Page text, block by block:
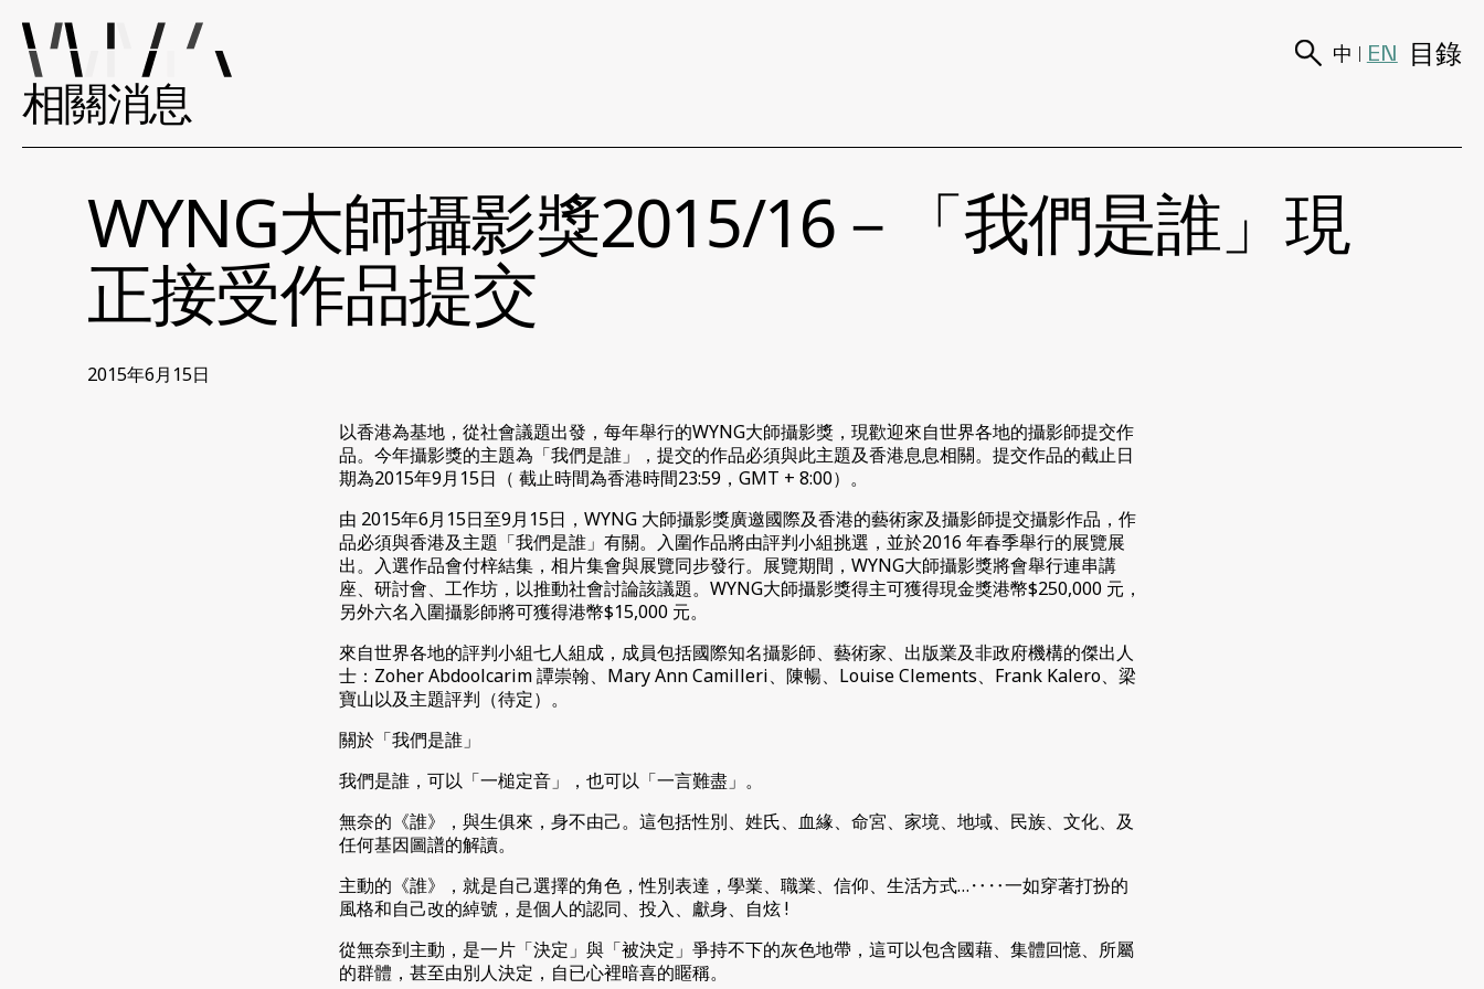
相關消息
中 | EN 目錄
WYNG大師攝影獎2015/16－「我們是誰」現
正接受作品提交
2015年6月15日
以香港為基地，從社會議題出發，每年舉行的WYNG大師攝影獎，現歡迎來自世界各地的攝影師提交作
品。今年攝影獎的主題為「我們是誰」，提交的作品必須與此主題及香港息息相關。提交作品的截止日
期為2015年9月15日（ 截止時間為香港時間23:59，GMT + 8:00）。
由 2015年6月15日至9月15日，WYNG 大師攝影獎廣邀國際及香港的藝術家及攝影師提交攝影作品，作
品必須與香港及主題「我們是誰」有關。入圍作品將由評判小組挑選，並於2016 年春季舉行的展覽展
出。入選作品會付梓結集，相片集會與展覽同步發行。展覽期間，WYNG大師攝影獎將會舉行連串講
座、研討會、工作坊，以推動社會討論該議題。WYNG大師攝影獎得主可獲得現金獎港幣$250,000 元，
另外六名入圍攝影師將可獲得港幣$15,000 元。
來自世界各地的評判小組七人組成，成員包括國際知名攝影師、藝術家、出版業及非政府機構的傑出人
士：Zoher Abdoolcarim 譚崇翰、Mary Ann Camilleri、陳暢、Louise Clements、Frank Kalero、梁
寶山以及主題評判（待定）。
關於「我們是誰」
我們是誰，可以「一槌定音」，也可以「一言難盡」。
無奈的《誰》，與生俱來，身不由己。這包括性別、姓氏、血緣、命宮、家境、地域、民族、文化、及
任何基因圖譜的解讀。
主動的《誰》，就是自己選擇的角色，性別表達，學業、職業、信仰、生活方式…‥‥一如穿著打扮的
風格和自己改的綽號，是個人的認同、投入、獻身、自炫 !
從無奈到主動，是一片「決定」與「被決定」爭持不下的灰色地帶，這可以包含國藉、集體回憶、所屬
的群體，甚至由別人決定，自已心裡暗喜的䁥稱。